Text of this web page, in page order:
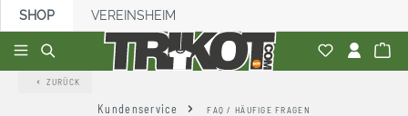
springen
SHOP VEREINSHEIM
ZURÜCK
Kundenservice FAQ / HÄUFIGE FRAGEN